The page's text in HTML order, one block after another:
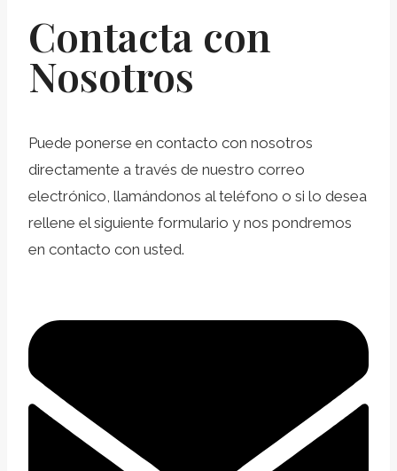
Contacta con
Nosotros
Puede ponerse en contacto con nosotros
directamente a través de nuestro correo
electrónico, llamándonos al teléfono o si lo desea
rellene el siguiente formulario y nos pondremos
en contacto con usted.